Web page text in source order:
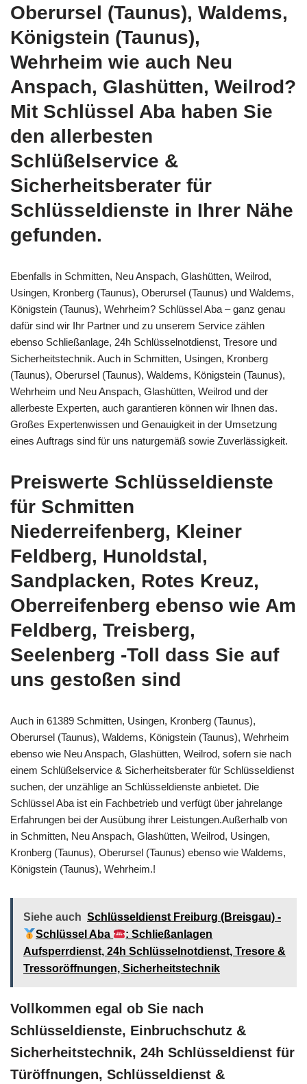
Oberursel (Taunus), Waldems,
Königstein (Taunus),
Wehrheim wie auch Neu
Anspach, Glashütten, Weilrod?
Mit Schlüssel Aba haben Sie
den allerbesten
Schlüßelservice &
Sicherheitsberater für
Schlüsseldienste in Ihrer Nähe
gefunden.
Ebenfalls in Schmitten, Neu Anspach, Glashütten, Weilrod,
Usingen, Kronberg (Taunus), Oberursel (Taunus) und Waldems,
Königstein (Taunus), Wehrheim? Schlüssel Aba – ganz genau
dafür sind wir Ihr Partner und zu unserem Service zählen
ebenso Schließanlage, 24h Schlüsselnotdienst, Tresore und
Sicherheitstechnik. Auch in Schmitten, Usingen, Kronberg
(Taunus), Oberursel (Taunus), Waldems, Königstein (Taunus),
Wehrheim und Neu Anspach, Glashütten, Weilrod und der
allerbeste Experten, auch garantieren können wir Ihnen das.
Großes Expertenwissen und Genauigkeit in der Umsetzung
eines Auftrags sind für uns naturgemäß sowie Zuverlässigkeit.
Preiswerte Schlüsseldienste
für Schmitten
Niederreifenberg, Kleiner
Feldberg, Hunoldstal,
Sandplacken, Rotes Kreuz,
Oberreifenberg ebenso wie Am
Feldberg, Treisberg,
Seelenberg -Toll dass Sie auf
uns gestoßen sind
Auch in 61389 Schmitten, Usingen, Kronberg (Taunus),
Oberursel (Taunus), Waldems, Königstein (Taunus), Wehrheim
ebenso wie Neu Anspach, Glashütten, Weilrod, sofern sie nach
einem Schlüßelservice & Sicherheitsberater für Schlüsseldienst
suchen, der unzählige an Schlüsseldienste anbietet. Die
Schlüssel Aba ist ein Fachbetrieb und verfügt über jahrelange
Erfahrungen bei der Ausübung ihrer Leistungen.Außerhalb von
in Schmitten, Neu Anspach, Glashütten, Weilrod, Usingen,
Kronberg (Taunus), Oberursel (Taunus) ebenso wie Waldems,
Königstein (Taunus), Wehrheim.!
Siehe auch Schlüsseldienst Freiburg (Breisgau) -
Schlüssel Aba
: Schließanlagen
Aufsperrdienst, 24h Schlüsselnotdienst, Tresore &
Tressoröffnungen, Sicherheitstechnik
Vollkommen egal ob Sie nach
Schlüsseldienste, Einbruchschutz &
Sicherheitstechnik, 24h Schlüsseldienst für
Türöffnungen, Schlüsseldienst &